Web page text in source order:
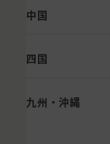
中国
四国
九州・沖縄